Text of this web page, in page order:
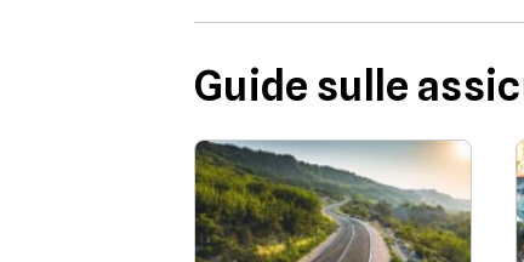
Guide sulle